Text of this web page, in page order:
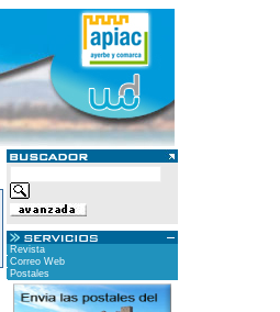
Revista
Correo Web
Postales